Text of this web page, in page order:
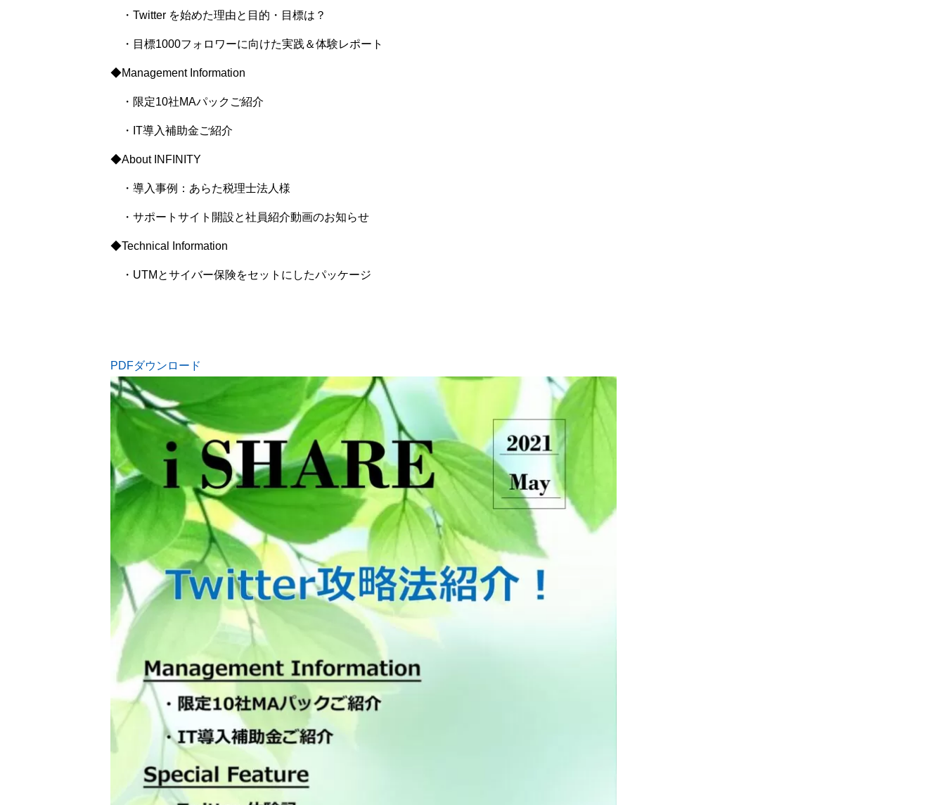
・Twitter を始めた理由と目的・目標は？
・目標1000フォロワーに向けた実践＆体験レポート
◆Management Information
・限定10社MAパックご紹介
・IT導入補助金ご紹介
◆About INFINITY
・導入事例：あらた税理士法人様
・サポートサイト開設と社員紹介動画のお知らせ
◆Technical Information
・UTMとサイバー保険をセットにしたパッケージ
PDFダウンロード